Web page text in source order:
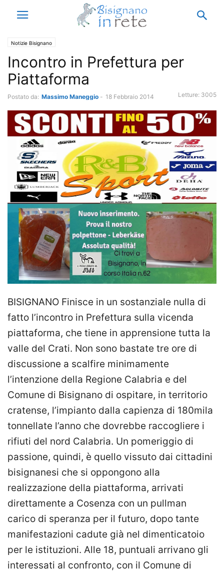
Notizie Bisignano
Incontro in Prefettura per
Piattaforma
Postato da: Massimo Maneggio - 18 Febbraio 2014 Letture: 3005
BISIGNANO Finisce in un sostanziale nulla di
fatto l’incontro in Prefettura sulla vicenda
piattaforma, che tiene in apprensione tutta la
valle del Crati. Non sono bastate tre ore di
discussione a scalfire minimamente
l’intenzione della Regione Calabria e del
Comune di Bisignano di ospitare, in territorio
cratense, l’impianto dalla capienza di 180mila
tonnellate l’anno che dovrebbe raccogliere i
rifiuti del nord Calabria. Un pomeriggio di
passione, quindi, è quello vissuto dai cittadini
bisignanesi che si oppongono alla
realizzazione della piattaforma, arrivati
direttamente a Cosenza con un pullman
carico di speranza per il futuro, dopo tante
manifestazioni cadute già nel dimenticatoio
per le istituzioni. Alle 18, puntuali arrivano gli
interessati al confronto, con il Comune di